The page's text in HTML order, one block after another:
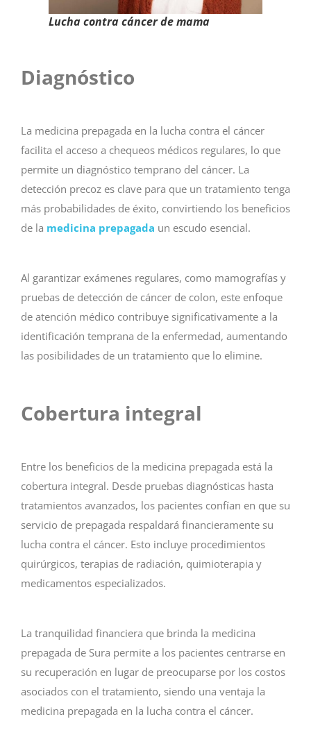
Lucha contra cáncer de mama
Diagnóstico
La medicina prepagada en la lucha contra el cáncer
facilita el acceso a chequeos médicos regulares, lo que
permite un diagnóstico temprano del cáncer. La
detección precoz es clave para que un tratamiento tenga
más probabilidades de éxito, convirtiendo los beneficios
de la medicina prepagada un escudo esencial.
Al garantizar exámenes regulares, como mamografías y
pruebas de detección de cáncer de colon, este enfoque
de atención médico contribuye significativamente a la
identificación temprana de la enfermedad, aumentando
las posibilidades de un tratamiento que lo elimine.
Cobertura integral
Entre los beneficios de la medicina prepagada está la
cobertura integral. Desde pruebas diagnósticas hasta
tratamientos avanzados, los pacientes confían en que su
servicio de prepagada respaldará financieramente su
lucha contra el cáncer. Esto incluye procedimientos
quirúrgicos, terapias de radiación, quimioterapia y
medicamentos especializados.
La tranquilidad financiera que brinda la medicina
prepagada de Sura permite a los pacientes centrarse en
su recuperación en lugar de preocuparse por los costos
asociados con el tratamiento, siendo una ventaja la
medicina prepagada en la lucha contra el cáncer.